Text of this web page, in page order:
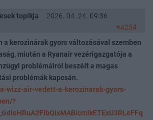
topikja
2026. 04. 24. 09:36
#4254
a kerozinárak gyors változásával szemben
miután a Ryanair vezérigazgatója a
problémáiról beszélt a magas
problémák kapcsán.
wizz-air-vedett-a-kerozinarak-gyors-
?